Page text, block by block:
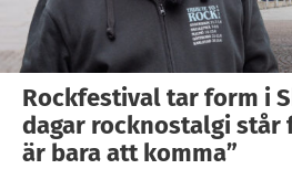
Rockfestival tar form i
dagar rocknostalgi står
är bara att komma”